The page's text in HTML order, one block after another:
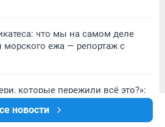
новости
что мы на самом деле
ежа — репортаж с
которые пережили всё это?»:
села, где стихия убила